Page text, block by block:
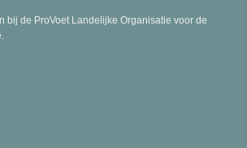
bij de ProVoet Landelijke Organisatie voor de